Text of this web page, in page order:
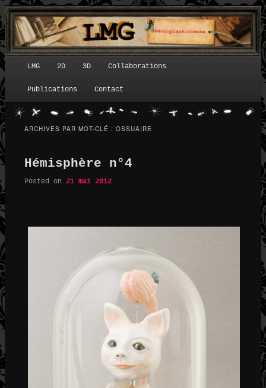
Menu principal
LMG 2D 3D Collaborations
Publications Contact
ARCHIVES PAR MOT-CLÉ : OSSUAIRE
Hémisphère n°4
Posted on 21 mai 2012